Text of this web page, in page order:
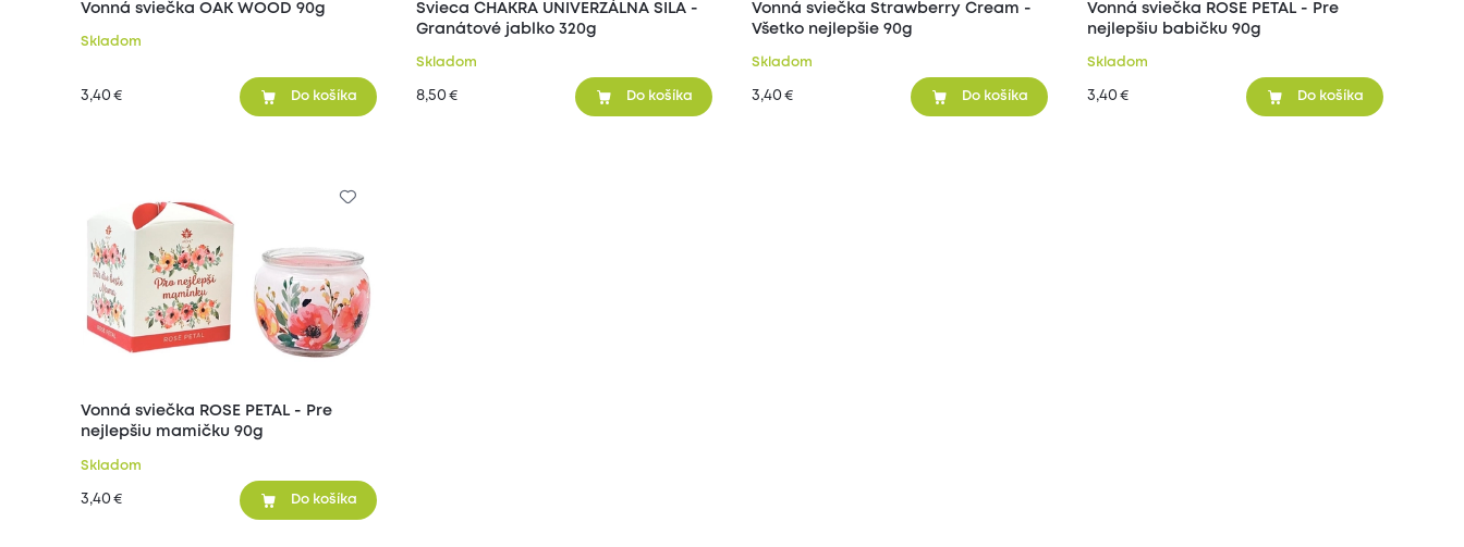
Vonná sviečka OAK WOOD 90g
Skladom
3,40 € Do košíka
Svieca CHAKRA UNIVERZÁLNA SILA -
Granátové jablko 320g
Skladom
8,50 € Do košíka
Vonná sviečka Strawberry Cream -
Všetko nejlepšie 90g
Skladom
3,40 € Do košíka
Vonná sviečka ROSE PETAL - Pre
nejlepšiu babičku 90g
Skladom
3,40 € Do košíka
Vonná sviečka ROSE PETAL - Pre
nejlepšiu mamičku 90g
Skladom
3,40 € Do košíka